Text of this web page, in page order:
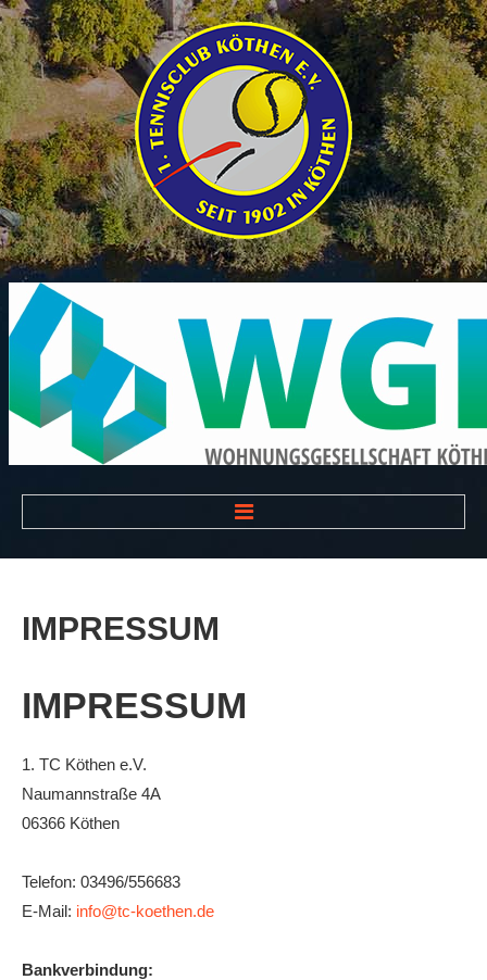
VEREIN
Das Clubhaus
Mitgliedschaft
Bespannungsservice
Die Geschichte
Die Sponsoren
IMPRESSUM
IMPRESSUM
1. TC Köthen e.V.
Naumannstraße 4A
06366 Köthen
Telefon: 03496/556683
E-Mail: info@tc-koethen.de
Bankverbindung: